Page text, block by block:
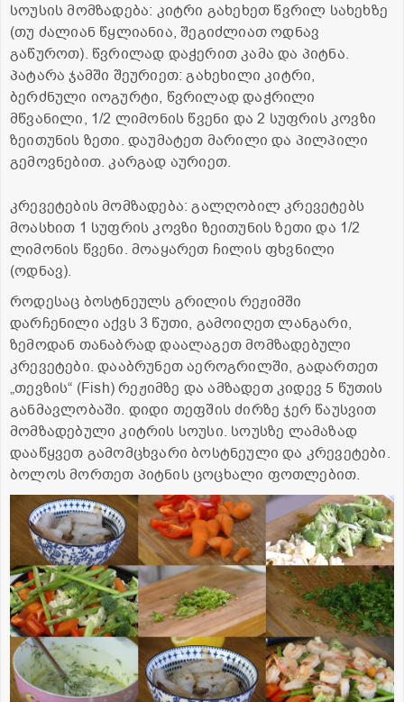
სოუსის მომზადება: კიტრი გახეხეთ წვრილ სახეხზე
(თუ ძალიან წყლიანია, შეგიძლიათ ოდნავ
გაწუროთ). წვრილად დაჭერით კამა და პიტნა.
პატარა ჯამში შეურიეთ: გახეხილი კიტრი,
ბერძნული იოგურტი, წვრილად დაჭრილი
მწვანილი, 1/2 ლიმონის წვენი და 2 სუფრის კოვზი
ზეითუნის ზეთი. დაუმატეთ მარილი და პილპილი
გემოვნებით. კარგად აურიეთ.
კრევეტების მომზადება: გალღობილ კრევეტებს
მოასხით 1 სუფრის კოვზი ზეითუნის ზეთი და 1/2
ლიმონის წვენი. მოაყარეთ ჩილის ფხვნილი
(ოდნავ).
როდესაც ბოსტნეულს გრილის რეჟიმში
დარჩენილი აქვს 3 წუთი, გამოიღეთ ლანგარი,
ზემოდან თანაბრად დაალაგეთ მომზადებული
კრევეტები. დააბრუნეთ აეროგრილში, გადართეთ
„თევზის“ (Fish) რეჟიმზე და ამზადეთ კიდევ 5 წუთის
განმავლობაში. დიდი თეფშის ძირზე ჯერ წაუსვით
მომზადებული კიტრის სოუსი. სოუსზე ლამაზად
დააწყვეთ გამომცხვარი ბოსტნეული და კრევეტები.
ბოლოს მორთეთ პიტნის ცოცხალი ფოთლებით.